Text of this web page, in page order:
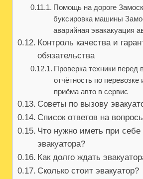
Помощь на дороге
буксировка машины
аварийная эвакакуация
Контроль качества и
обязательства
Проверка техники перед
отчётность по перевозке
приёма авто в сервис
Советы по вызову
Список ответов на
Что нужно иметь при себе
эвакуатора?
Как долго ждать
Сколько стоит эвакуатор?